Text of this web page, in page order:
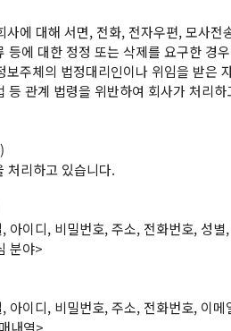
등 관계 법령을 위반하여 회사가 처리
처리하고 있습니다.
아이디, 비밀번호, 주소, 전화번호, 성
분야>
아이디, 비밀번호, 주소, 전화번호, 이
내역>